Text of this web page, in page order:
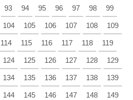
93 94 95 96 97 98 99
104 105 106 107 108 109
114 115 116 117 118 119
124 125 126 127 128 129
134 135 136 137 138 139
144 145 146 147 148 149